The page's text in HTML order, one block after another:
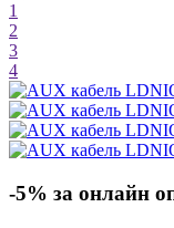
1
2
3
4
-5% за онлайн